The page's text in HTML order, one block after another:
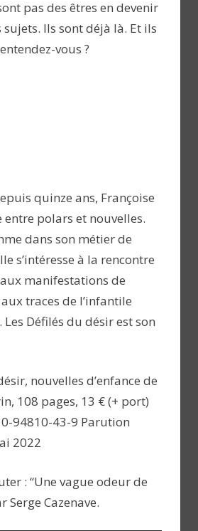
pas des êtres en devenir
Ils sont déjà là. Et ils
vous ?
quinze ans, Françoise
polars et nouvelles.
dans son métier de
s’intéresse à la rencontre
manifestations de
traces de l’infantile
Défilés du désir est son
nouvelles d’enfance de
108 pages, 13 € (+ port)
94810-43-9 Parution
2022
: “Une vague odeur de
Serge Cazenave.